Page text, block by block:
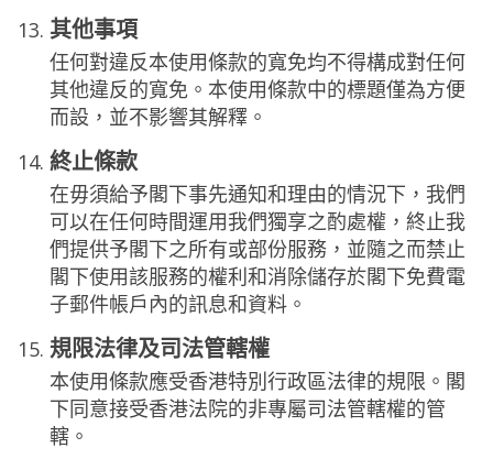
其他事項
任何對違反本使用條款的寬免均不得構成對任何
其他違反的寬免。本使用條款中的標題僅為方便
而設，並不影響其解釋。
終止條款
在毋須給予閣下事先通知和理由的情況下，我們
可以在任何時間運用我們獨享之酌處權，終止我
們提供予閣下之所有或部份服務，並隨之而禁止
閣下使用該服務的權利和消除儲存於閣下免費電
子郵件帳戶內的訊息和資料。
規限法律及司法管轄權
本使用條款應受香港特別行政區法律的規限。閣
下同意接受香港法院的非專屬司法管轄權的管
轄。